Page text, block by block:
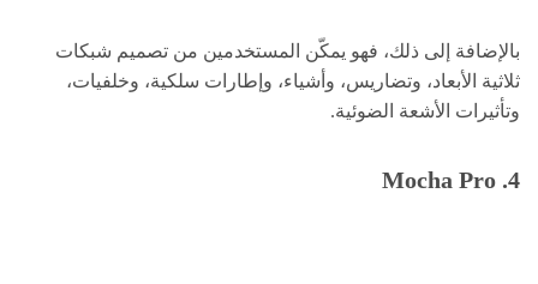
بالإضافة إلى ذلك، فهو يمكّن المستخدمين من تصميم شبكات
ثلاثية الأبعاد، وتضاريس، وأشياء، وإطارات سلكية، وخلفيات،
وتأثيرات الأشعة الضوئية.
4. Mocha Pro